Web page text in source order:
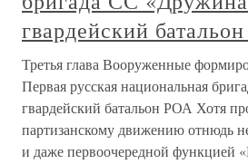
гвардейский
Третья глава Вооруженные
Первая русская национальная
гвардейский батальон РОА Хотя
партизанскому движению отнюдь
и даже первоочередной функцией